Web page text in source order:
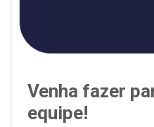
Venha fazer
equipe!